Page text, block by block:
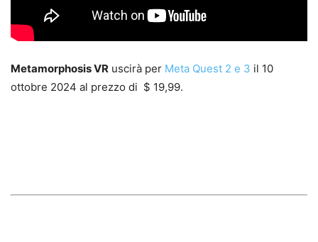
Metamorphosis VR uscirà per Meta Quest 2 e 3 il 10
ottobre 2024 al prezzo di $ 19,99.